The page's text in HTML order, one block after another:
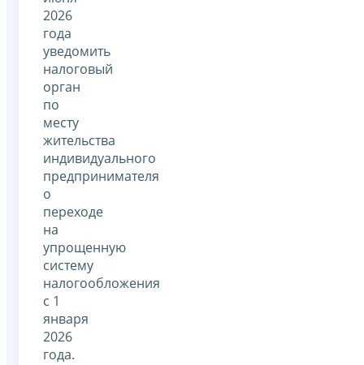
2026
года
уведомить
налоговый
орган
по
месту
жительства
индивидуального
предпринимателя
о
переходе
на
упрощенную
систему
налогообложения
с 1
января
2026
года.